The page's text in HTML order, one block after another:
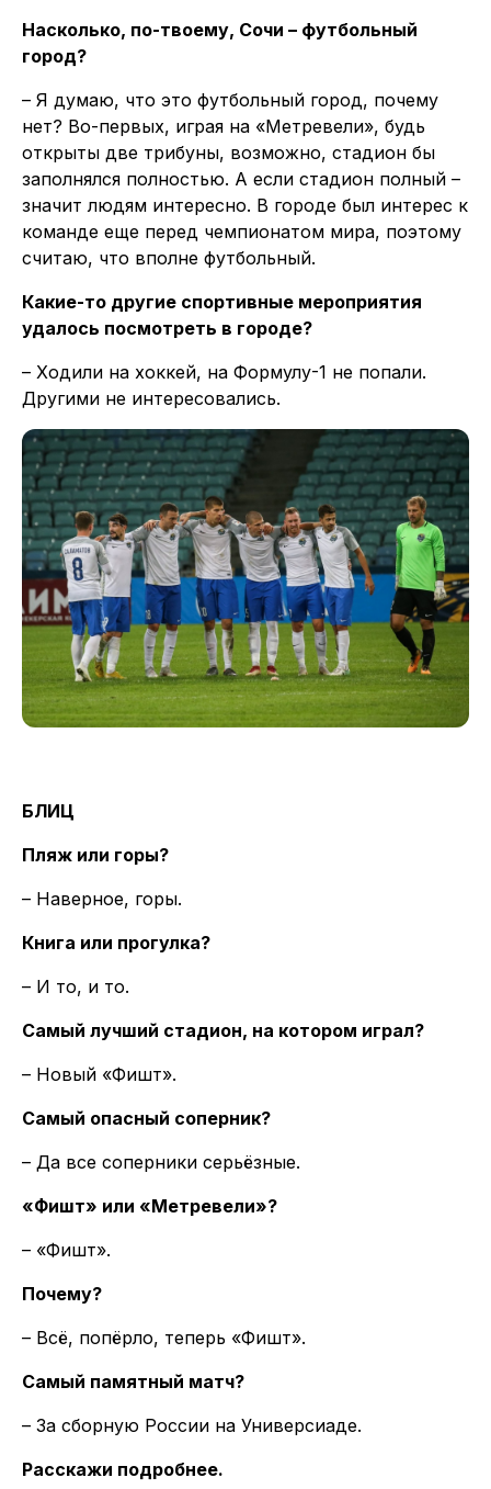
Насколько, по-твоему, Сочи – футбольный
город?
– Я думаю, что это футбольный город, почему
нет? Во-первых, играя на «Метревели», будь
открыты две трибуны, возможно, стадион бы
заполнялся полностью. А если стадион полный –
значит людям интересно. В городе был интерес к
команде еще перед чемпионатом мира, поэтому
считаю, что вполне футбольный.
Какие-то другие спортивные мероприятия
удалось посмотреть в городе?
– Ходили на хоккей, на Формулу-1 не попали.
Другими не интересовались.
БЛИЦ
Пляж или горы?
– Наверное, горы.
Книга или прогулка?
– И то, и то.
Самый лучший стадион, на котором играл?
– Новый «Фишт».
Самый опасный соперник?
– Да все соперники серьёзные.
«Фишт» или «Метревели»?
– «Фишт».
Почему?
– Всё, попёрло, теперь «Фишт».
Самый памятный матч?
– За сборную России на Универсиаде.
Расскажи подробнее.